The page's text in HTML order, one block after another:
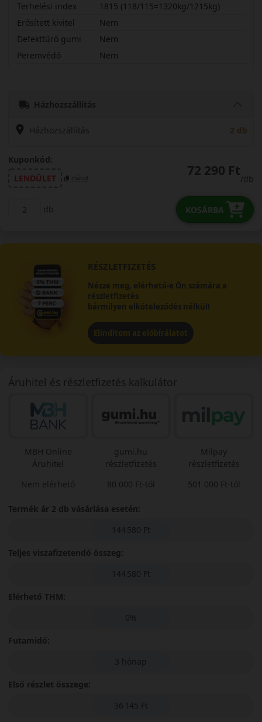
Terhelési index
1815 (118/115=1320kg/1215kg)
Erősített kivitel
Nem
Defekttűrő gumi
Nem
Peremvédő
Nem
Házhozszállítás
Házhozszállítás 2 db
Kuponkód:
LENDÜLET
másol 72 290 Ft
/db
db KOSÁRBA
RÉSZLETFIZETÉS
Nézze meg, elérhető-e Ön számára a
részletfizetés
bármilyen elköteleződés nélkül!
Elindítom az előbírálatot
Áruhitel és részletfizetés kalkulátor
MBH Online
Áruhitel
Nem elérhető
gumi.hu
részletfizetés
80 000 Ft-tól
Milpay
részletfizetés
501 000 Ft-tól
Termék ár 2 db vásárlása esetén:
144 580 Ft
Teljes viszafizetendő összeg:
144 580 Ft
Elérhető THM:
0%
Futamidő:
3 hónap
Első részlet összege:
36 145 Ft